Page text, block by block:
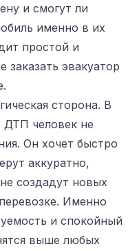
и смогут ли
именно в их
простой и
эвакуатор
сторона. В
ДТП человек не
Он хочет быстро
аккуратно,
создадут новых
Именно
и спокойный
выше любых